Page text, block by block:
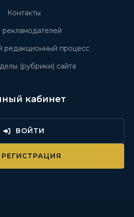
Контакты
рекламодателей
редакционный процесс
(рубрики) сайта
кабинет
ВОЙТИ
РЕГИСТРАЦИЯ